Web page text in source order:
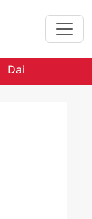
Dai